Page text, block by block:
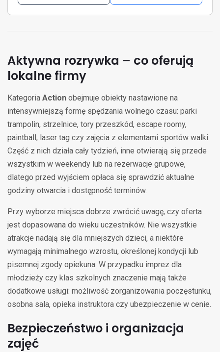
Aktywna rozrywka – co oferują
lokalne firmy
Kategoria Action obejmuje obiekty nastawione na
intensywniejszą formę spędzania wolnego czasu: parki
trampolin, strzelnice, tory przeszkód, escape roomy,
paintball, laser tag czy zajęcia z elementami sportów walki.
Część z nich działa cały tydzień, inne otwierają się przede
wszystkim w weekendy lub na rezerwacje grupowe,
dlatego przed wyjściem opłaca się sprawdzić aktualne
godziny otwarcia i dostępność terminów.
Przy wyborze miejsca dobrze zwrócić uwagę, czy oferta
jest dopasowana do wieku uczestników. Nie wszystkie
atrakcje nadają się dla mniejszych dzieci, a niektóre
wymagają minimalnego wzrostu, określonej kondycji lub
pisemnej zgody opiekuna. W przypadku imprez dla
młodzieży czy klas szkolnych znaczenie mają także
dodatkowe usługi: możliwość zorganizowania poczęstunku,
osobna sala, opieka instruktora czy ubezpieczenie w cenie.
Bezpieczeństwo i organizacja
zajęć